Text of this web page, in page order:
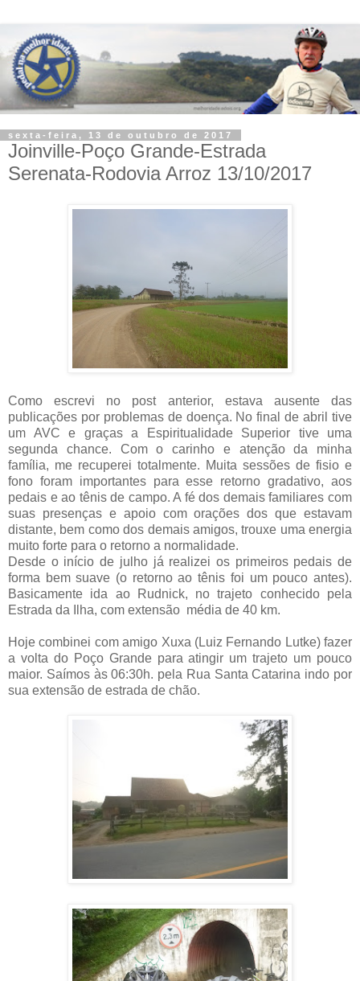
sexta-feira, 13 de outubro de 2017
Joinville-Poço Grande-Estrada
Serenata-Rodovia Arroz 13/10/2017
Como escrevi no post anterior, estava ausente das
publicações por problemas de doença. No final de abril tive
um AVC e graças a Espiritualidade Superior tive uma
segunda chance. Com o carinho e atenção da minha
família, me recuperei totalmente. Muita sessões de fisio e
fono foram importantes para esse retorno gradativo, aos
pedais e ao tênis de campo. A fé dos demais familiares com
suas presenças e apoio com orações dos que estavam
distante, bem como dos demais amigos, trouxe uma energia
muito forte para o retorno a normalidade.
Desde o início de julho já realizei os primeiros pedais de
forma bem suave (o retorno ao tênis foi um pouco antes).
Basicamente ida ao Rudnick, no trajeto conhecido pela
Estrada da Ilha, com extensão média de 40 km.
Hoje combinei com amigo Xuxa (Luiz Fernando Lutke) fazer
a volta do Poço Grande para atingir um trajeto um pouco
maior. Saímos às 06:30h. pela Rua Santa Catarina indo por
sua extensão de estrada de chão.